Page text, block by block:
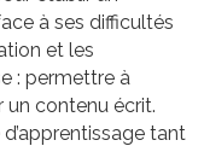
à ses difficultés
et les
: permettre à
un contenu écrit.
tant